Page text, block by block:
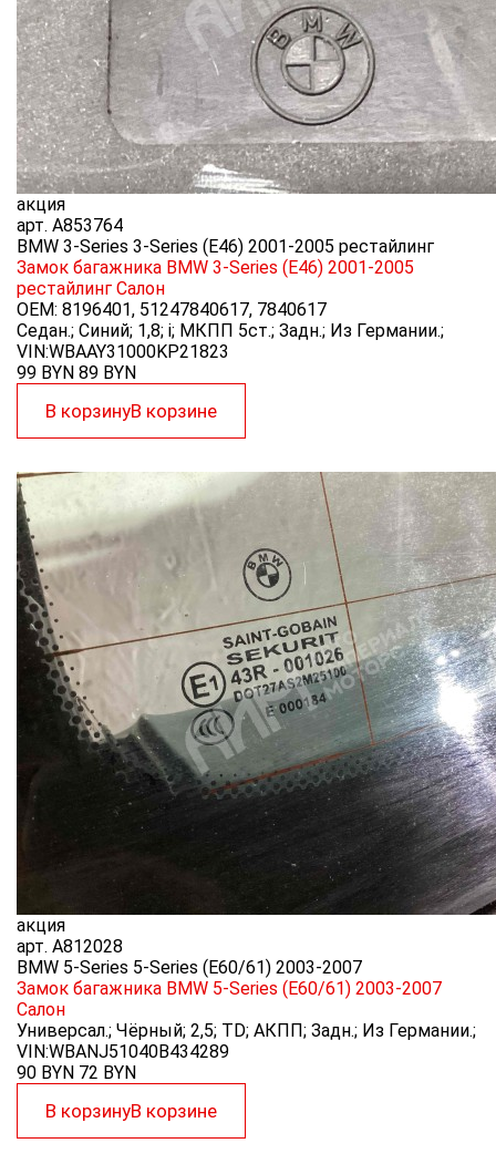
акция
арт. A853764
BMW 3-Series 3-Series (E46) 2001-2005 рестайлинг
Замок багажника BMW 3-Series (E46) 2001-2005
рестайлинг Салон
OEM: 8196401, 51247840617, 7840617
Седан.; Синий; 1,8; i; МКПП 5ст.; Задн.; Из Германии.;
VIN:WBAAY31000KP21823
99 BYN 89 BYN
В корзинуВ корзине
акция
арт. A812028
BMW 5-Series 5-Series (E60/61) 2003-2007
Замок багажника BMW 5-Series (E60/61) 2003-2007
Салон
Универсал.; Чёрный; 2,5; TD; АКПП; Задн.; Из Германии.;
VIN:WBANJ51040B434289
90 BYN 72 BYN
В корзинуВ корзине